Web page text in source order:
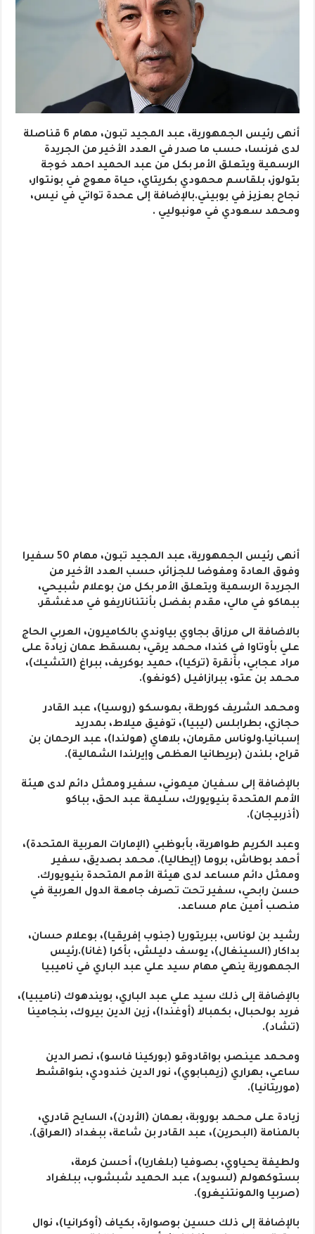
أنهى رئيس الجمهورية، عبد المجيد تبون، مهام 6 قناصلة
لدى فرنسا، حسب ما صدر في العدد الأخير من الجريدة
الرسمية ويتعلق الأمر بكل من عبد الحميد احمد خوجة
بتولوز، بلقاسم محمودي بكريتاي، حياة معوج في بونتوار،
نجاح بعزيز في بوبيني.بالإضافة إلى عحدة تواتي في نيس،
ومحمد سعودي في مونبوليي .
أنهى رئيس الجمهورية، عبد المجيد تبون، مهام 50 سفيرا
وفوق العادة ومفوضا للجزائر، حسب العدد الأخير من
الجريدة الرسمية ويتعلق الأمر بكل من بوعلام شبيحي،
ببماكو في مالي، مقدم بفضل بأنتناناريفو في مدغشقر.
بالاضافة الى مرزاق بجاوي بياوندي بالكاميرون، العربي الحاج
علي بأوتاوا في كندا، محـمد يرقي، بمسقط عمان زيادة على
مراد عجابي، بأنقرة (تركيا)، حميد بوكريف، ببراغ (التشيك)،
محـمد بن عتو، ببرازافيل (كونغو).
ومحـمد الشريف كورطة، بموسكو (روسيا)، عبد القادر
حجازي، بطرابلس (ليبيا)، توفيق ميلاط، بمدريد
إسبانيا.ولوناس مقرمان، بلاهاي (هولندا)، عبد الرحمان بن
قراح، بلندن (بريطانيا العظمى وإيرلندا الشمالية).
بالإضافة إلى سـفيان ميموني، سفير وممثل دائم لدى هيئة
الأمم المتحدة بنيويورك، سليمة عبد الحق، بباكو
(أذربيجان).
وعبد الكريم طواهرية، بأبوظبي (الإمارات العربية المتحدة)،
أحمد بوطاش، بروما (إيطاليا). محـمد بصديق، سفير
وممثل دائم مساعد لدى هيئة الأمم المتحدة بنيويورك.
حسن رابحي، سفير تحت تصرف جامعة الدول العربية في
منصب أمين عام مساعد.
رشيد بن لوناس، ببريتوريا (جنوب إفريقيا)، بوعلام حسان،
بداكار (السينغال)، يوسف دليلش، بأكرا (غانا).رئيس
الجمهورية ينهي مهام سيد علي عبد الباري في ناميبيا
بالإضافة إلى ذلك سيد علي عبد الباري، بويندهوك (ناميبيا)،
فريد بولحبال، بكمبالا (أوغندا)، زين الدين بيروك، بنجامينا
(تشاد).
ومحـمد عينصر، بواقادوقو (بوركينا فاسو)، نصر الدين
ساعي، بهراري (زيمبابوي)، نور الدين خندودي، بنواقشط
(موريتانيا).
زيادة على محـمد بوروبة، بعمان (الأردن)، السايح قادري،
بالمنامة (البحرين)، عبد القادر بن شاعة، ببغداد (العراق).
ولطيفة يحياوي، بصوفيا (بلغاريا)، أحسن كرمة،
بستوكهولم (لسويد)، عبد الحميد شبشوب، ببلغراد
(صربيا والمونتنيغرو).
بالإضافة إلى ذلك حسين بوصوارة، بكياف (أوكرانيا)، نوال